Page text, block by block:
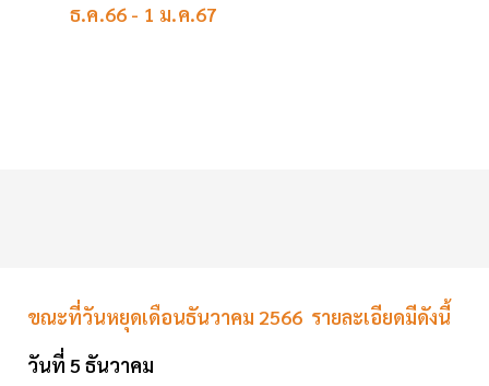
ธ.ค.66 - 1 ม.ค.67
ขณะที่วันหยุดเดือนธันวาคม 2566 รายละเอียดมีดังนี้
วันที่ 5 ธันวาคม